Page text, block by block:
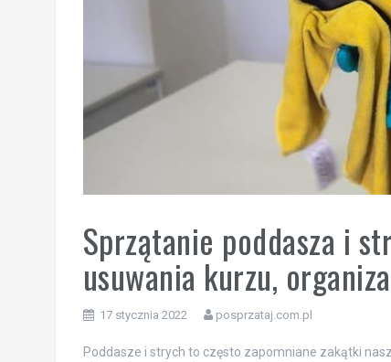
Sprzątanie poddasza i
usuwania kurzu,
17 stycznia 2022 posprzataj.com.pl
Poddasze i strych to często zapomniane zakątki